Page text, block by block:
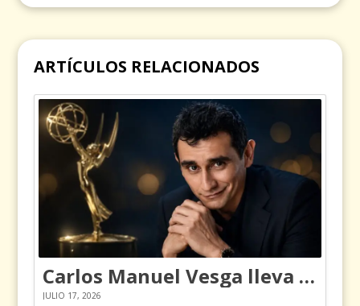
ARTÍCULOS RELACIONADOS
Carlos Manuel Vesga lleva el nombre de Colombia a los Emmy
JULIO 17, 2026